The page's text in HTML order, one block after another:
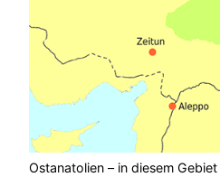
Ostanatolien – in diesem